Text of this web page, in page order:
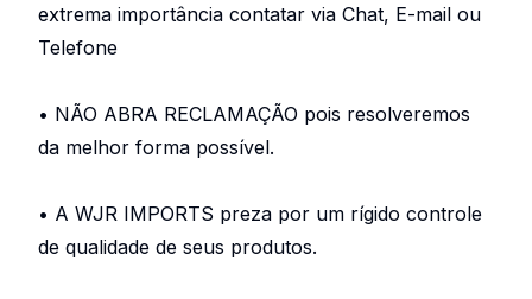
extrema importância contatar via Chat, E-mail ou
Telefone
• NÃO ABRA RECLAMAÇÃO pois resolveremos
da melhor forma possível.
• A WJR IMPORTS preza por um rígido controle
de qualidade de seus produtos.